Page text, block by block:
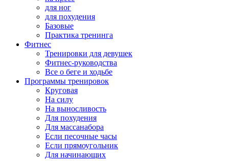
для ног
для похудения
Базовые
Практика тренинга
Фитнес
Тренировки для девушек
Фитнес-руководства
Все о беге и ходьбе
Программы тренировок
Круговая
На силу
На выносливость
Для похудения
Для массанабора
Если песочные часы
Если прямоугольник
Для начинающих